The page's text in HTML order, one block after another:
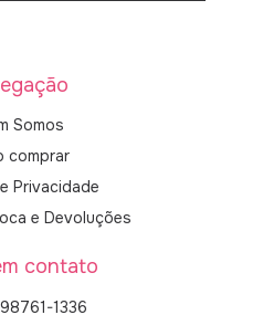
Somos
comprar
Privacidade
e Devoluções
contato
98761-1336